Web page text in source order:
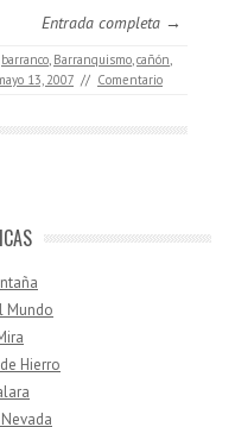
Entrada completa →
barranco Barranquismo cañón
13, 2007 // Comentario
Mundo
Hierro